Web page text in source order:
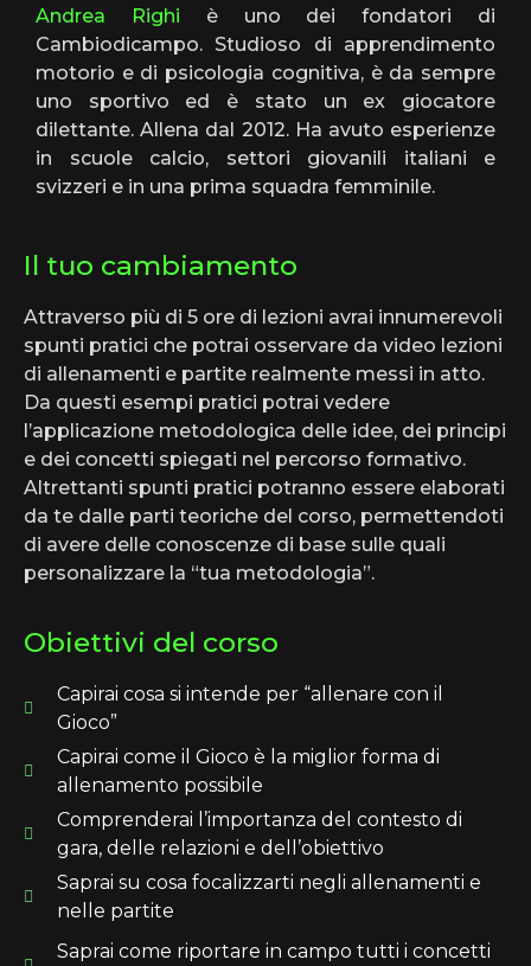
Andrea Righi è uno dei fondatori di
Cambiodicampo. Studioso di apprendimento
motorio e di psicologia cognitiva, è da sempre
uno sportivo ed è stato un ex giocatore
dilettante. Allena dal 2012. Ha avuto esperienze
in scuole calcio, settori giovanili italiani e
svizzeri e in una prima squadra femminile.
Il tuo cambiamento
Attraverso più di 5 ore di lezioni avrai innumerevoli
spunti pratici che potrai osservare da video lezioni
di allenamenti e partite realmente messi in atto.
Da questi esempi pratici potrai vedere
l’applicazione metodologica delle idee, dei principi
e dei concetti spiegati nel percorso formativo.
Altrettanti spunti pratici potranno essere elaborati
da te dalle parti teoriche del corso, permettendoti
di avere delle conoscenze di base sulle quali
personalizzare la “tua metodologia”.
Obiettivi del corso
Capirai cosa si intende per “allenare con il
Gioco”
Capirai come il Gioco è la miglior forma di
allenamento possibile
Comprenderai l’importanza del contesto di
gara, delle relazioni e dell’obiettivo
Saprai su cosa focalizzarti negli allenamenti e
nelle partite
Saprai come riportare in campo tutti i concetti